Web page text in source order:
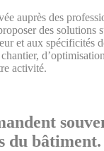
auprès des
des solutions
et aux spécificités
chantier,
activité.
du bâtiment.